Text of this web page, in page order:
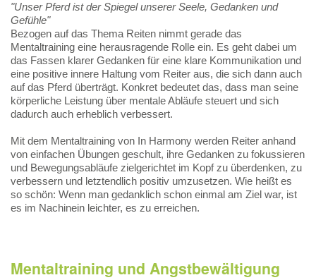
"Unser Pferd ist der Spiegel unserer Seele, Gedanken und
Gefühle"
Bezogen auf das Thema Reiten nimmt gerade das
Mentaltraining eine herausragende Rolle ein. Es geht dabei um
das Fassen klarer Gedanken für eine klare Kommunikation und
eine positive innere Haltung vom Reiter aus, die sich dann auch
auf das Pferd überträgt. Konkret bedeutet das, dass man seine
körperliche Leistung über mentale Abläufe steuert und sich
dadurch auch erheblich verbessert.
Mit dem Mentaltraining von In Harmony werden Reiter anhand
von einfachen Übungen geschult, ihre Gedanken zu fokussieren
und Bewegungsabläufe zielgerichtet im Kopf zu überdenken, zu
verbessern und letztendlich positiv umzusetzen. Wie heißt es
so schön: Wenn man gedanklich schon einmal am Ziel war, ist
es im Nachinein leichter, es zu erreichen.
Mentaltraining und Angstbewältigung